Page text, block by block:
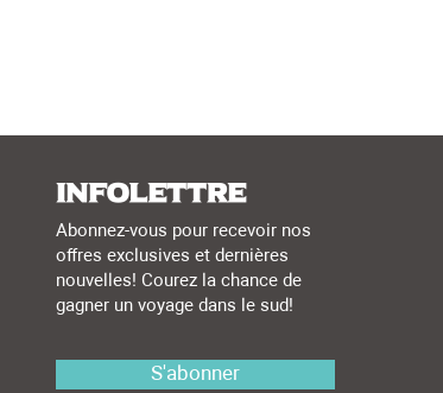
Infolettre
Abonnez-vous pour recevoir nos
offres exclusives et dernières
nouvelles! Courez la chance de
gagner un voyage dans le sud!
S'abonner